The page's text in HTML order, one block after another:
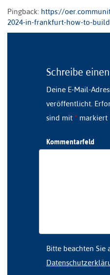
Pingback: https://
2024-in-frankfurt-how-to-
Schreibe
Deine E-Mail-
veröffentlicht.
sind mit * markiert
Kommentarfeld
Bitte beachten Sie